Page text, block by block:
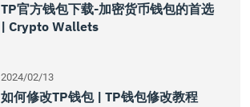
TP官方钱包下载-加密货币钱包的首选
| Crypto Wallets
2024/02/13
如何修改TP钱包 | TP钱包修改教程